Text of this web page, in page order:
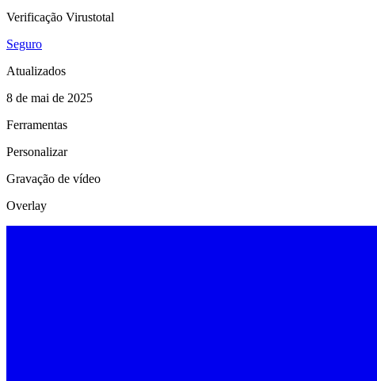
Verificação Virustotal
Seguro
Atualizados
8 de mai de 2025
Ferramentas
Personalizar
Gravação de vídeo
Overlay